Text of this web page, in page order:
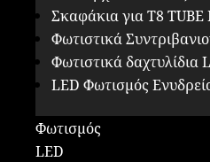
Σκαφάκια για Τ8 ΤUBE
Φωτιστικά
Φωτιστικά δαχτυλίδια
LED Φωτισμός
Φωτισμός
LED